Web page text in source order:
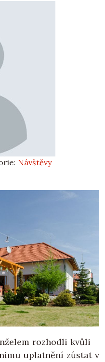
Návštěvy
rozhodli kvůli
uplatnění zůstat v